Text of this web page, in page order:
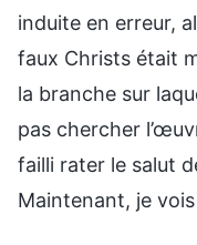
induite en erreur,
faux Christs était
la branche sur
pas chercher
failli rater le salut
Maintenant, je vois